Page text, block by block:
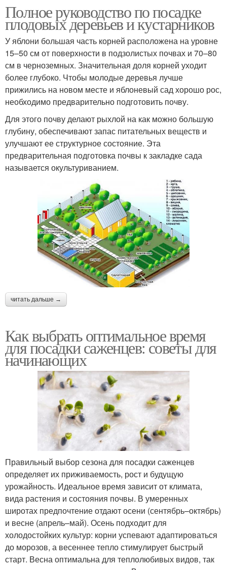
Полное руководство по посадке
плодовых деревьев и кустарников
У яблони большая часть корней расположена на уровне
15–50 см от поверхности в подзолистых почвах и 70–80
см в черноземных. Значительная доля корней уходит
более глубоко. Чтобы молодые деревья лучше
прижились на новом месте и яблоневый сад хорошо рос,
необходимо предварительно подготовить почву.
Для этого почву делают рыхлой на как можно большую
глубину, обеспечивают запас питательных веществ и
улучшают ее структурное состояние. Эта
предварительная подготовка почвы к закладке сада
называется окультуриванием.
читать дальше →
Как выбрать оптимальное время
для посадки саженцев: советы для
начинающих
Правильный выбор сезона для посадки саженцев
определяет их приживаемость, рост и будущую
урожайность. Идеальное время зависит от климата,
вида растения и состояния почвы. В умеренных
широтах предпочтение отдают осени (сентябрь–октябрь)
и весне (апрель–май). Осень подходит для
холодостойких культур: корни успевают адаптироваться
до морозов, а весеннее тепло стимулирует быстрый
старт. Весна оптимальна для теплолюбивых видов, так